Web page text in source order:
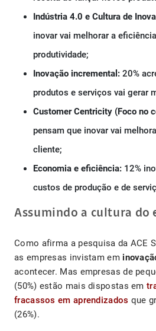
Indústria 4.0 e Cultura de
inovar vai melhorar a
produtividade;
Inovação incremental: 20%
produtos e serviços vai gerar
Customer Centricity (Foco no
pensam que inovar vai
cliente;
Economia e eficiência: 12%
custos de produção e de
Assumindo a cultura do
Como afirma a pesquisa da ACE
as empresas invistam em
acontecer. Mas empresas de
(50%) estão mais dispostas em
fracassos em aprendizados que
(26%).